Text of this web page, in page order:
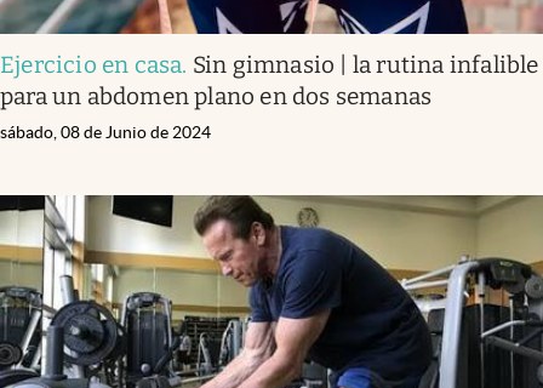
Ejercicio en casa. Sin gimnasio | la rutina infalible
para un abdomen plano en dos semanas
sábado, 08 de Junio de 2024